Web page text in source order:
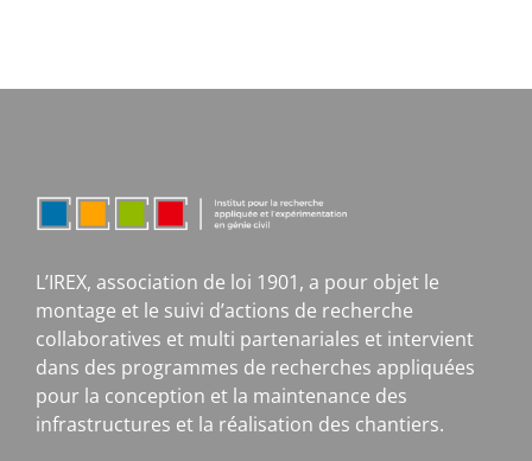
L’IREX, association de loi 1901, a pour objet le
montage et le suivi d’actions de recherche
collaboratives et multi partenariales et intervient
dans des programmes de recherches appliquées
pour la conception et la maintenance des
infrastructures et la réalisation des chantiers.